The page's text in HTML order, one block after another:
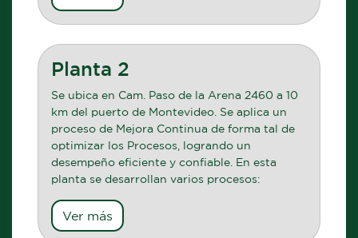
Planta 2
Se ubica en Cam. Paso de la Arena 2460 a 10
km del puerto de Montevideo. Se aplica un
proceso de Mejora Continua de forma tal de
optimizar los Procesos, logrando un
desempeño eficiente y confiable. En esta
planta se desarrollan varios procesos:
Ver más